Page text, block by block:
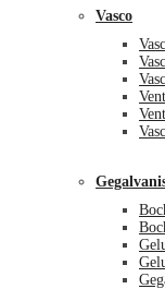
Vasco